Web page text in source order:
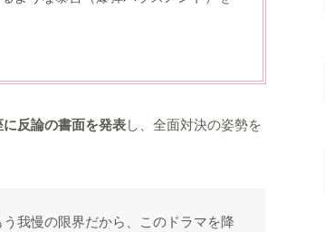
反論の書面を発表し、全面対決の姿勢を
我慢の限界だから、このドラマを降